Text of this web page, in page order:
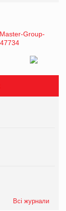
Всі журнали